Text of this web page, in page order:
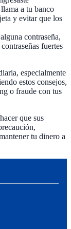
a tu banco
y evitar que los
contraseña,
fuertes
especialmente
estos consejos,
o fraude con tus
que sus
tu dinero a